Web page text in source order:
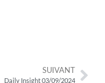
SUIVANT
Daily Insight 03/09/2024